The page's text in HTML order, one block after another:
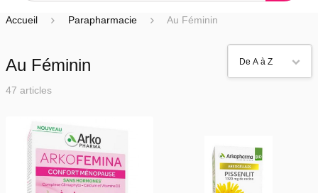
Accueil Parapharmacie Au Féminin
Au Féminin
47 articles